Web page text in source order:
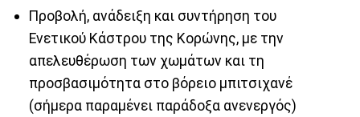
Προβολή, ανάδειξη και συντήρηση του
Ενετικού Κάστρου της Κορώνης, με την
απελευθέρωση των χωμάτων και τη
προσβασιμότητα στο βόρειο μπιτσιχανέ
(σήμερα παραμένει παράδοξα ανενεργός)